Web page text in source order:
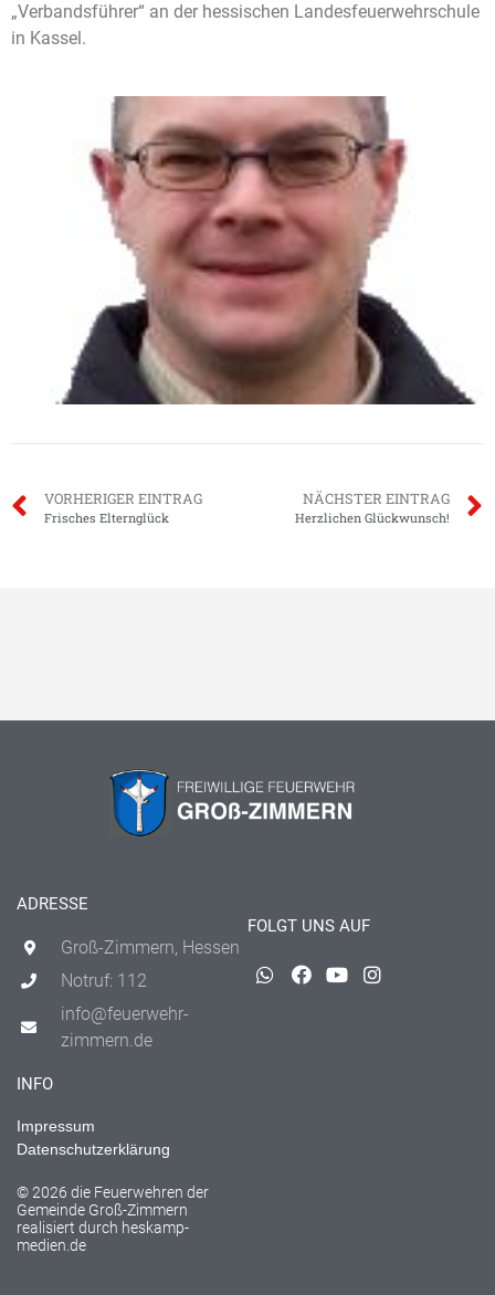
„Verbandsführer“ an der hessischen Landesfeuerwehrschule
in Kassel.
VORHERIGER EINTRAG
Frisches Elternglück
NÄCHSTER EINTRAG
Herzlichen Glückwunsch!
ADRESSE
Groß-Zimmern, Hessen
Notruf: 112
info@feuerwehr-
zimmern.de
FOLGT UNS AUF
INFO
Impressum
Datenschutzerklärung
© 2026 die Feuerwehren der
Gemeinde Groß-Zimmern
realisiert durch heskamp-
medien.de